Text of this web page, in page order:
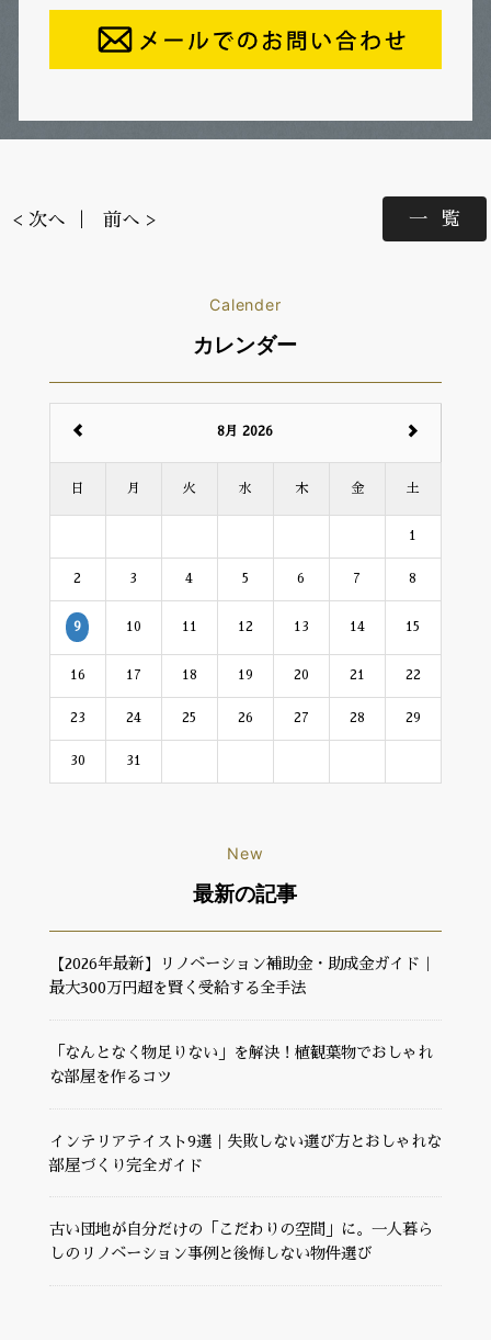
一覧
< 次へ 前へ >
Calender
カレンダー
8月 2026
日 月 火 水 木 金 土
1
2 3 4 5 6 7 8
9 10 11 12 13 14 15
16 17 18 19 20 21 22
23 24 25 26 27 28 29
30 31
New
最新の記事
【2026年最新】リノベーション補助金・助成金ガイド｜
最大300万円超を賢く受給する全手法
「なんとなく物足りない」を解決！植観葉物でおしゃれ
な部屋を作るコツ
インテリアテイスト9選｜失敗しない選び方とおしゃれな
部屋づくり完全ガイド
古い団地が自分だけの「こだわりの空間」に。一人暮ら
しのリノベーション事例と後悔しない物件選び